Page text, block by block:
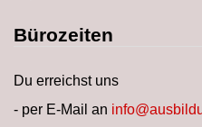
Bürozeiten
Du erreichst uns
- per E-Mail an